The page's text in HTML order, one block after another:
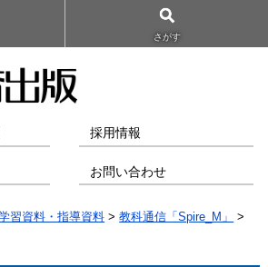
さがす
採用情報
お問い合わせ
習資料・指導資料 >教科通信「Spire_M」
>